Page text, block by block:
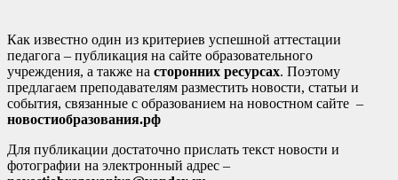
Как известно один из критериев успешной аттестации
педагога – публикация на сайте образовательного
учреждения, а также на сторонних ресурсах. Поэтому
предлагаем преподавателям разместить новости, статьи и
события, связанные с образованием на новостном сайте –
новостиобразования.рф
Для публикации достаточно прислать текст новости и
фотографии на электронный адрес –